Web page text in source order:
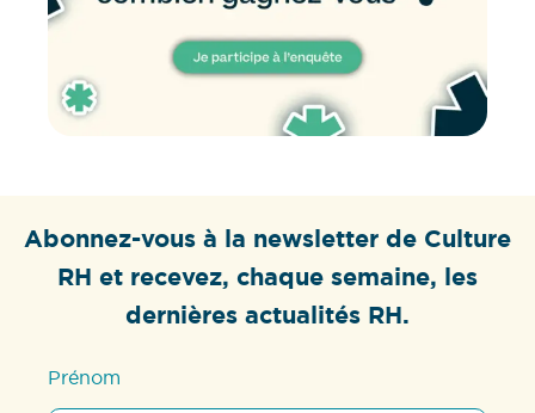
Abonnez-vous à la newsletter de Culture
RH et recevez, chaque semaine, les
dernières actualités RH.
Prénom